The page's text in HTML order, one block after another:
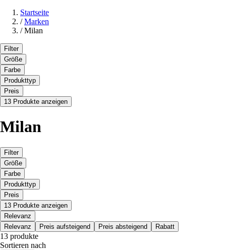
Startseite
/ Marken
/ Milan
Filter
Größe
Farbe
Produkttyp
Preis
13 Produkte anzeigen
Milan
Filter
Größe
Farbe
Produkttyp
Preis
13 Produkte anzeigen
Relevanz
Relevanz
Preis aufsteigend Preis absteigend Rabatt
13 produkte
Sortieren nach